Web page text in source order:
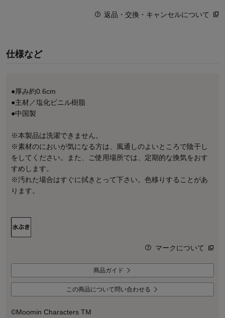
返品・交換・キャンセルについて
仕様など
●厚み約0.6cm
●主材／塩化ビニル樹脂
●中国製
※本製品は洗濯できません。
※素材のにおいが気になる方は、風通しのよいところで陰干し
をしてください。また、ご使用場所では、定期的な換気をおす
すめします。
※汚れた場合はすぐに拭きとって下さい。色移りすることがあ
ります。
マークについて
商品ガイド
この商品について問い合わせる
©Moomin Characters TM